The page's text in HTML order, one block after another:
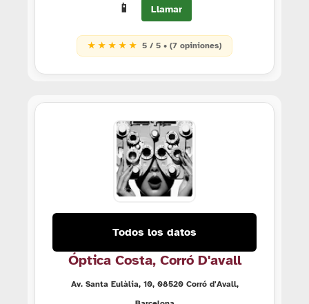
📱 Llamar
★ ★ ★ ★ ★ 5 / 5 • (7 opiniones)
Todos los datos
Óptica Costa, Corró D'avall
Av. Santa Eulàlia, 10, 08520 Corró d'Avall,